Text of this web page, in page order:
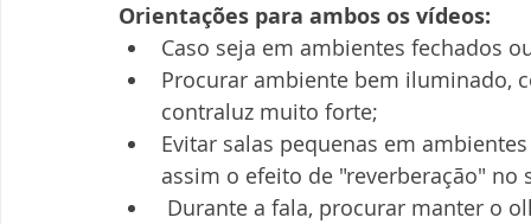
Orientações para ambos os vídeos:
Caso seja em ambientes fechados
Procurar ambiente bem iluminado,
contraluz muito forte;
Evitar salas pequenas em
assim o efeito de "reverberação" no